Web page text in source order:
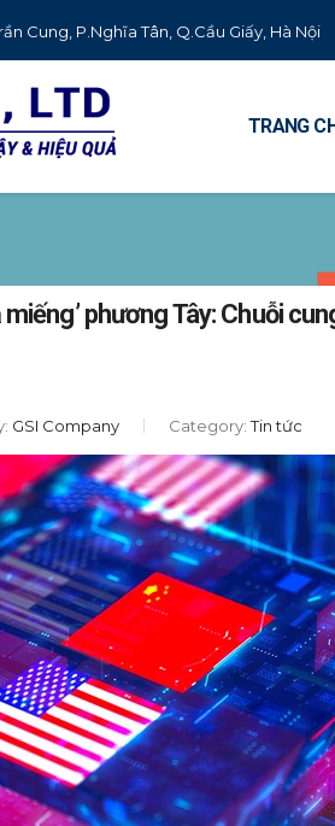
Cung, P.Nghĩa Tân, Q.Cầu Giấy, Hà Nội
TRANG
phương Tây: Chuỗi
GSI Company Category:Tin tức